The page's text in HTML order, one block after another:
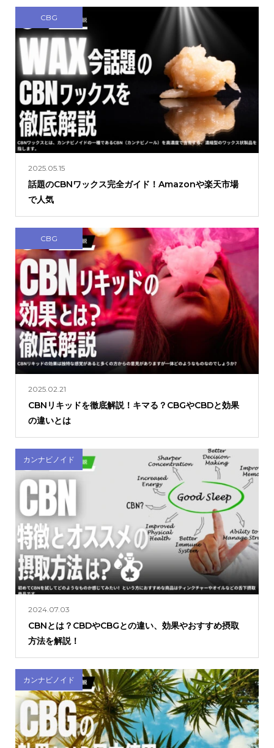
2025.05.15
話題のCBNワックス完全ガイド！Amazonや楽天市場
で人気
CBG
2025.02.21
CBNリキッドを徹底解説！キマる？CBGやCBDと効果
の違いとは
CBG
2024.07.03
CBNとは？CBDやCBGとの違い、効果やおすすめ摂取
方法を解説！
カンナビノイド
カンナビノイド